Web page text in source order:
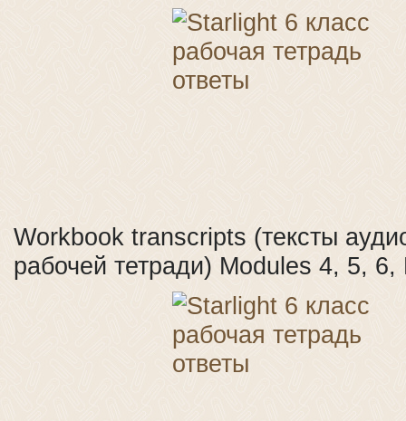
Workbook transcripts (тексты
рабочей тетради) Modules 4, 5,